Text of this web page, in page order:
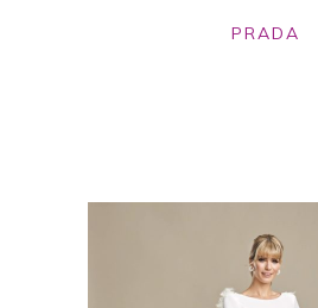
PRADA